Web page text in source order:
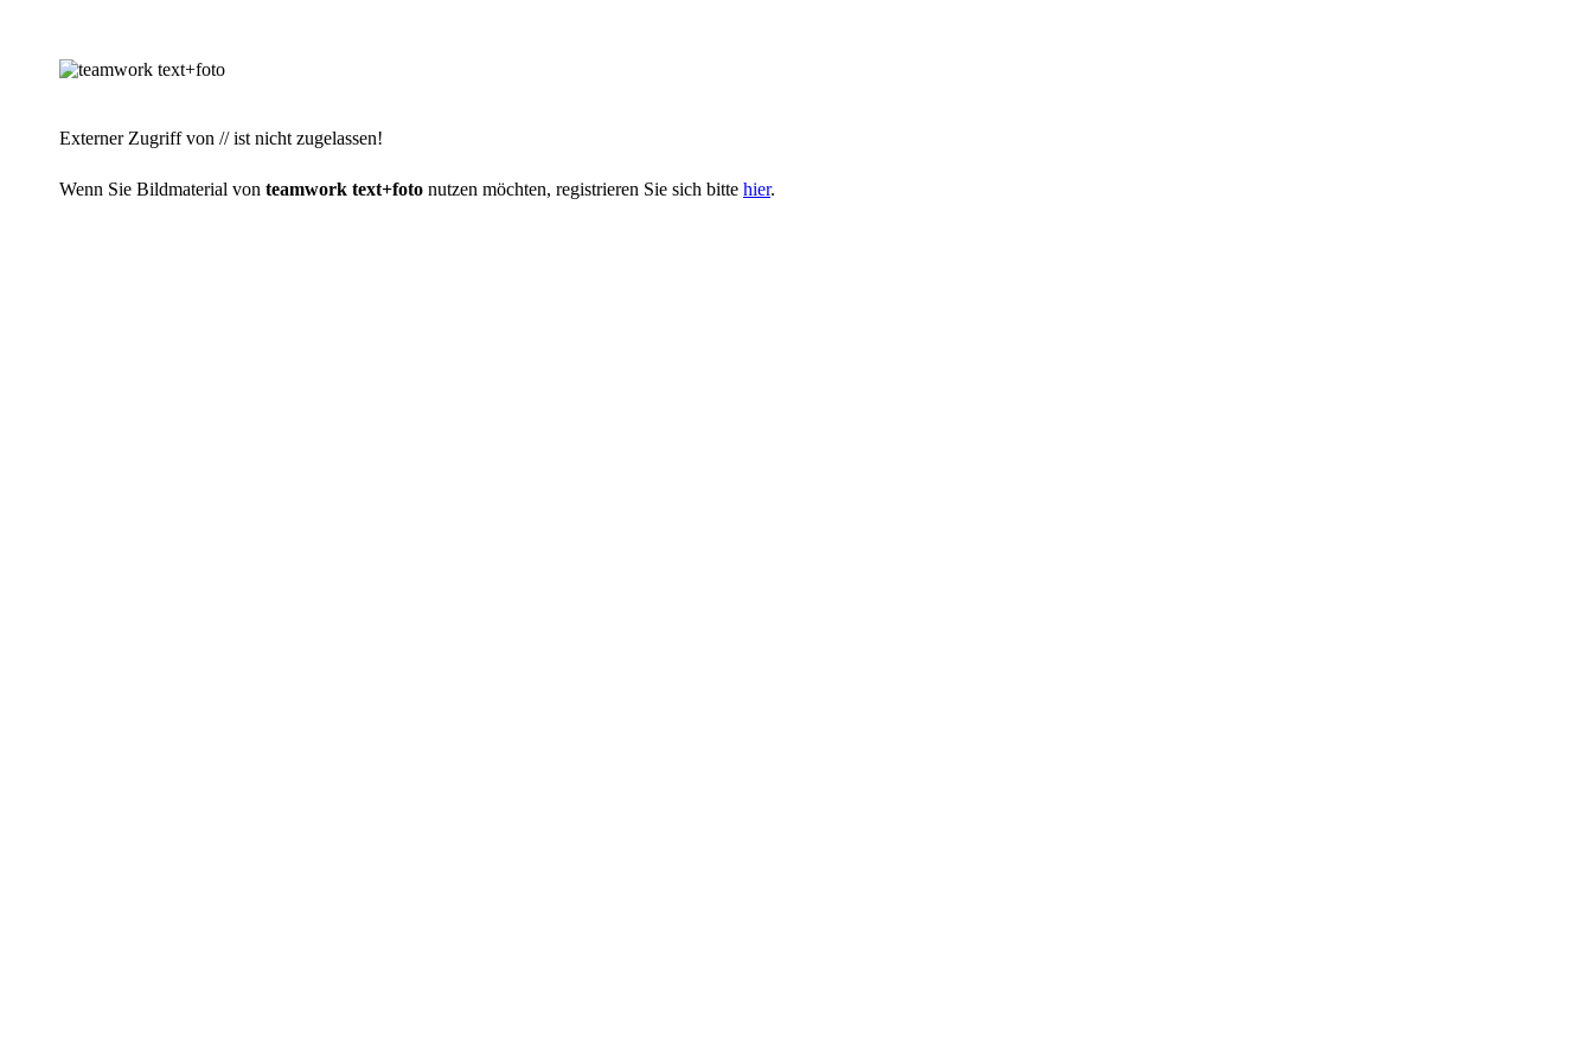
Externer Zugriff von // ist nicht zugelassen!
Wenn Sie Bildmaterial von teamwork text+foto nutzen möchten, registrieren Sie sich bitte hier.